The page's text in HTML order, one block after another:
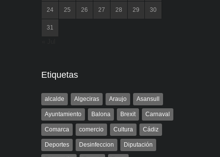
24 25 26 27 28 29 30
31
Etiquetas
alcalde Algeciras Araujo Asansull
Ayuntamiento Balona Brexit Carnaval
Comarca comercio Cultura Cádiz
Deportes Desinfeccion Diputación